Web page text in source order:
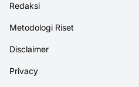
Redaksi
Metodologi Riset
Disclaimer
Privacy